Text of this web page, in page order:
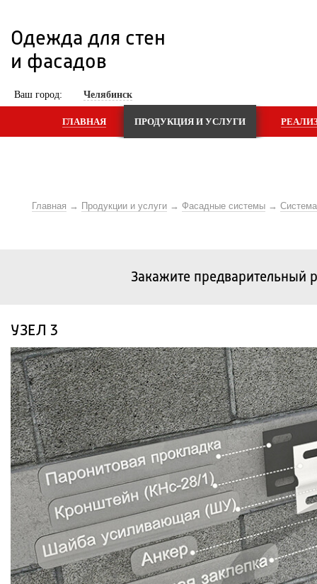
Одежда для стен
и фасадов
Ваш город: Челябинск
ГЛАВНАЯ ПРОДУКЦИЯ И УСЛУГИ
Главная Продукции и услуги Фасадные системы
Закажите предварительный
УЗЕЛ 3